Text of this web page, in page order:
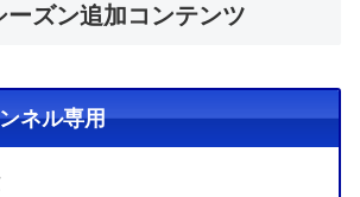
ーズン追加コンテンツ
ネル専用